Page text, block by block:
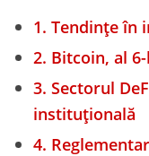
1. Tendințe în
2. Bitcoin, al
3. Sectorul
instituțională
4.